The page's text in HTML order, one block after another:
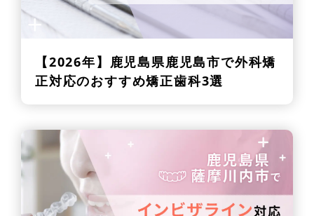
【2026年】 鹿児島県鹿児島市で外科矯
正対応のおすすめ矯正歯科3選